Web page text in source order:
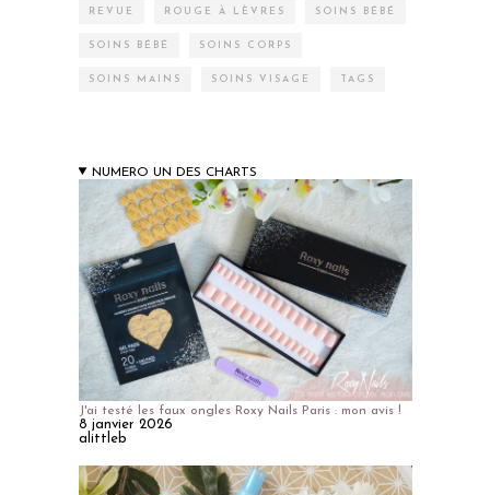
REVUE ROUGE À LÈVRES SOINS BÉBÉ
SOINS BÉBÉ SOINS CORPS
SOINS MAINS SOINS VISAGE TAGS
NUMERO UN DES CHARTS
J'ai testé les faux ongles Roxy Nails Paris : mon avis !
8 janvier 2026
alittleb